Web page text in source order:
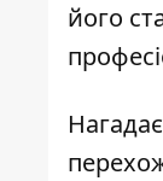
його